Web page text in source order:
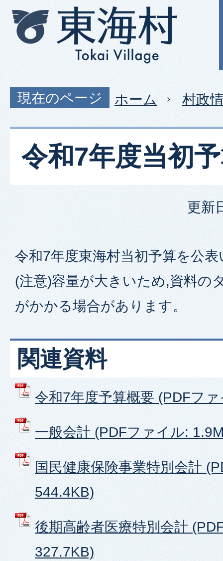
現在のページ ホーム 村政
令和7年度当初
更新
令和7年度東海村当初予算を公
(注意)容量が大きいため,資料の
がかかる場合があります。
関連資料
令和7年度予算概要 (PDFフ
一般会計 (PDFファイル:
国民健康保険事業特別会計
544.4KB)
後期高齢者医療特別会計
327.7KB)